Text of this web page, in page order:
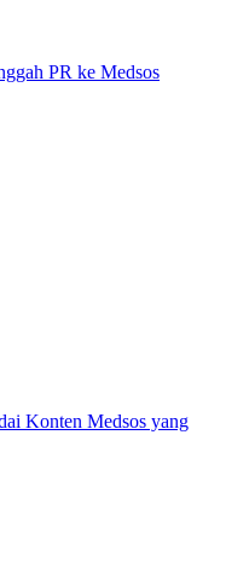
PR ke Medsos
Konten Medsos yang